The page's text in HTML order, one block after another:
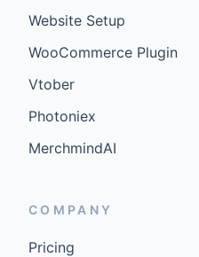
Website Setup
WooCommerce Plugin
Vtober
Photoniex
MerchmindAI
COMPANY
Pricing